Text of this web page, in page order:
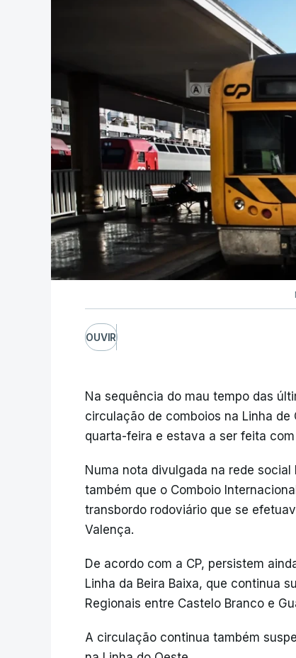
OUVIR
Na sequência do mau tempo das
circulação de comboios na Linha
quarta-feira e estava a ser feita
Numa nota divulgada na rede
também que o Comboio
transbordo rodoviário que se
Valença.
De acordo com a CP, persistem
Linha da Beira Baixa, que continua
Regionais entre Castelo Branco e
A circulação continua também